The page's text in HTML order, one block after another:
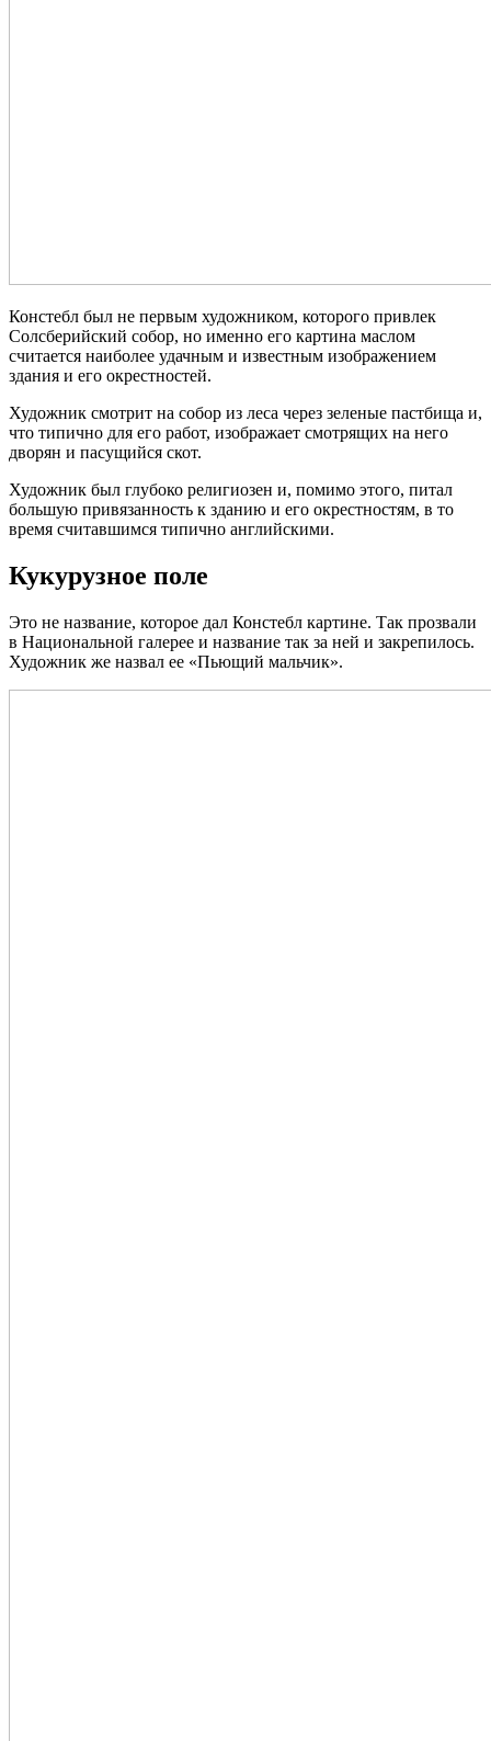
Констебл был не первым художником, которого привлек
Солсберийский собор, но именно его картина маслом
считается наиболее удачным и известным изображением
здания и его окрестностей.
Художник смотрит на собор из леса через зеленые пастбища и,
что типично для его работ, изображает смотрящих на него
дворян и пасущийся скот.
Художник был глубоко религиозен и, помимо этого, питал
большую привязанность к зданию и его окрестностям, в то
время считавшимся типично английскими.
Кукурузное поле
Это не название, которое дал Констебл картине. Так прозвали
в Национальной галерее и название так за ней и закрепилось.
Художник же назвал ее «Пьющий мальчик».